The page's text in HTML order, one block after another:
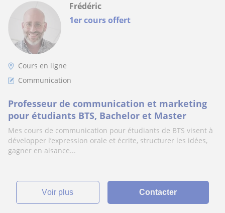
1er cours offert
Frédéric
Cours en ligne
Communication
Professeur de communication et marketing
pour étudiants BTS, Bachelor et Master
Mes cours de communication pour étudiants de BTS visent à
développer l’expression orale et écrite, structurer les idées,
gagner en aisance...
voir plus Contacter